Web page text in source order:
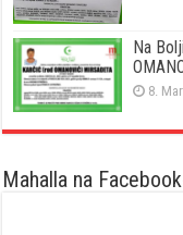
Na
8.
Mahalla na